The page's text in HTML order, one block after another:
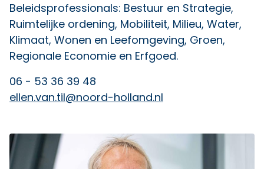
Beleidsprofessionals: Bestuur en Strategie,
Ruimtelijke ordening, Mobiliteit, Milieu, Water,
Klimaat, Wonen en Leefomgeving, Groen,
Regionale Economie en Erfgoed.
06 - 53 36 39 48
ellen.van.til@noord-holland.nl